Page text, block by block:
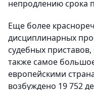
непродлению срока
Еще более
дисциплинарных
судебных
также самое
европейскими
возбуждено 19 752